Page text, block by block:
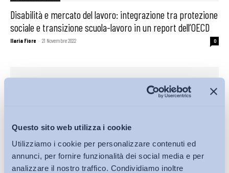
Questo sito web utilizza i cookie
Utilizziamo i cookie per personalizzare contenuti ed
annunci, per fornire funzionalità dei social media e per
analizzare il nostro traffico. Condividiamo inoltre
Disabilità e mercato del lavoro: integrazione tra protezione
sociale e transizione scuola-lavoro in un report dell’OECD
Ilaria Fiore - 21 Novembre 2022 0